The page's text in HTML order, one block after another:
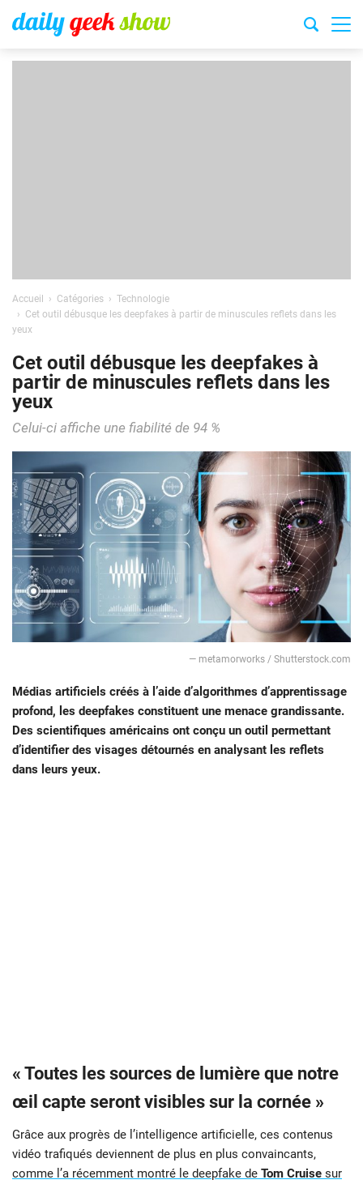
Accueil Catégories
Technologie
Cet outil débusque les deepfakes à partir de minuscules reflets dans les
yeux
Cet outil débusque les deepfakes à
partir de minuscules reflets dans les
yeux
Celui-ci affiche une fiabilité de 94 %
— metamorworks / Shutterstock.com
Médias artificiels créés à l’aide d’algorithmes d’apprentissage
profond, les deepfakes constituent une menace grandissante.
Des scientifiques américains ont conçu un outil permettant
d’identifier des visages détournés en analysant les reflets
dans leurs yeux.
« Toutes les sources de lumière que notre
œil capte seront visibles sur la cornée »
Grâce aux progrès de l’intelligence artificielle, ces contenus
vidéo trafiqués deviennent de plus en plus convaincants,
comme l’a récemment montré le deepfake de Tom Cruise sur